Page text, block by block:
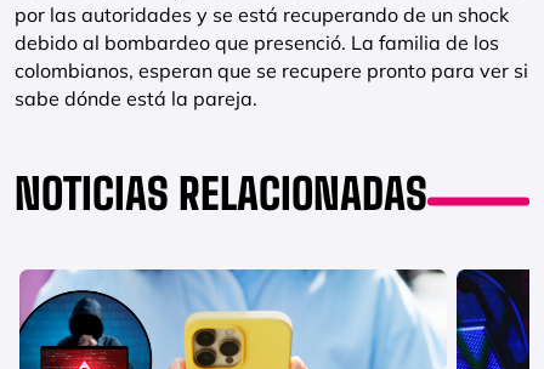
por las autoridades y se está recuperando de un shock
debido al bombardeo que presenció. La familia de los
colombianos, esperan que se recupere pronto para ver si
sabe dónde está la pareja.
NOTICIAS RELACIONADAS